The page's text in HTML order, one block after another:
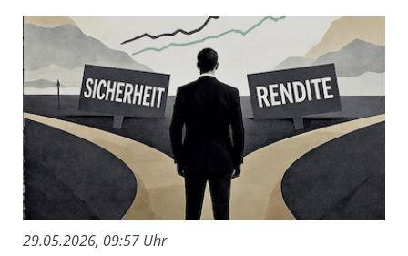
29.05.2026, 09:57 Uhr